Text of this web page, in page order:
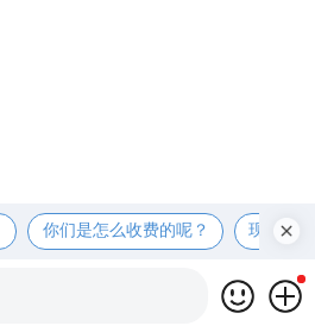
你们是怎么收费的呢？ 现在有